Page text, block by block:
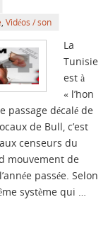
Vidéos / son
La
Tunisie
est à
« l’hon
passage décalé de
de Bull, c’est
censeurs du
mouvement de
passée. Selon
système qui …